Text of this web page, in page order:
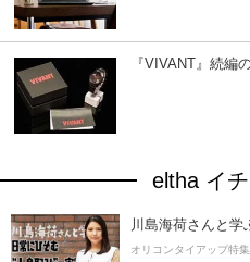
『VIVANT』続
eltha イ
川島海荷さんと学
オリコンタイアップ特集